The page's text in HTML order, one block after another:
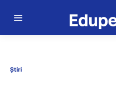
Știri